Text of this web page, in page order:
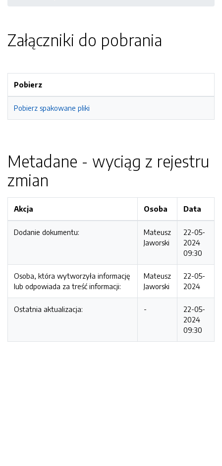
Załączniki do pobrania
Pobierz
Pobierz spakowane pliki
Metadane - wyciąg z rejestru
zmian
Akcja Osoba Data
Dodanie dokumentu:
Mateusz
Jaworski
22-05-
2024
09:30
Osoba, która wytworzyła informację
lub odpowiada za treść informacji:
Mateusz
Jaworski
22-05-
2024
Ostatnia aktualizacja: -
22-05-
2024
09:30